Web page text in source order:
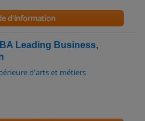
d'information
Leading Business,
d'arts et métiers